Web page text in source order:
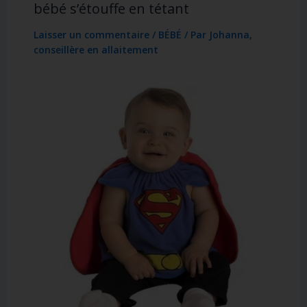
bébé s’étouffe en tétant
Laisser un commentaire / BÉBÉ / Par Johanna,
conseillère en allaitement